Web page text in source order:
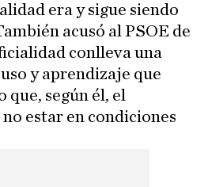
era y sigue siendo
acusó al PSOE de
conlleva una
y aprendizaje que
según él, el
estar en condiciones